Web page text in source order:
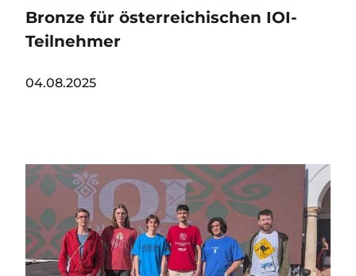
Bronze für österreichischen IOI-
Teilnehmer
04.08.2025
Image